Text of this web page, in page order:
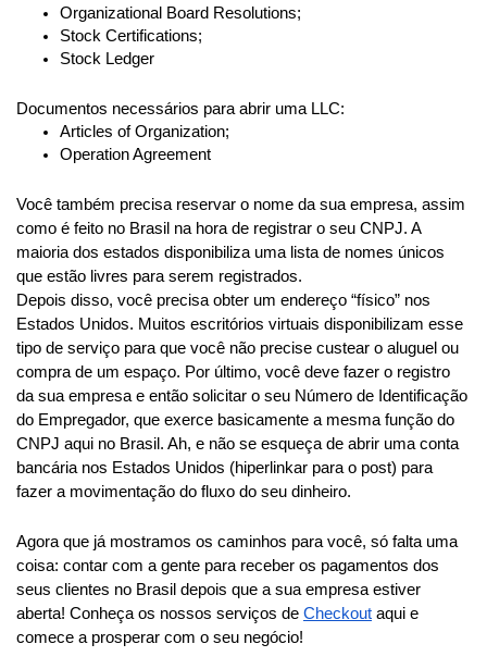
Organizational Board Resolutions;
Stock Certifications;
Stock Ledger
Documentos necessários para abrir uma LLC:
Articles of Organization;
Operation Agreement
Você também precisa reservar o nome da sua empresa, assim
como é feito no Brasil na hora de registrar o seu CNPJ. A
maioria dos estados disponibiliza uma lista de nomes únicos
que estão livres para serem registrados.
Depois disso, você precisa obter um endereço “físico” nos
Estados Unidos. Muitos escritórios virtuais disponibilizam esse
tipo de serviço para que você não precise custear o aluguel ou
compra de um espaço. Por último, você deve fazer o registro
da sua empresa e então solicitar o seu Número de Identificação
do Empregador, que exerce basicamente a mesma função do
CNPJ aqui no Brasil. Ah, e não se esqueça de abrir uma conta
bancária nos Estados Unidos (hiperlinkar para o post) para
fazer a movimentação do fluxo do seu dinheiro.
Agora que já mostramos os caminhos para você, só falta uma
coisa: contar com a gente para receber os pagamentos dos
seus clientes no Brasil depois que a sua empresa estiver
aberta! Conheça os nossos serviços de Checkout aqui e
comece a prosperar com o seu negócio!
Aceitar tudo
Personalizar